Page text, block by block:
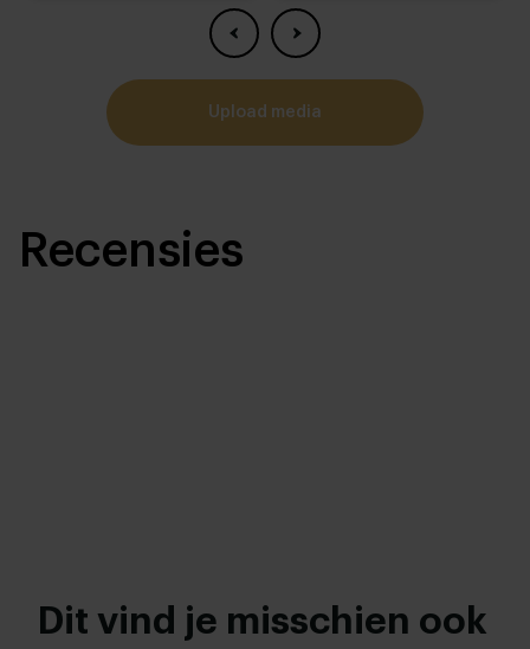
upload media
Recensies
Dit vind je misschien ook